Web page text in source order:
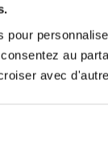
pour
au
avec